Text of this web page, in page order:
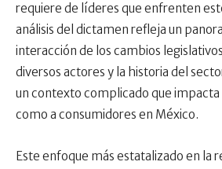
requiere de líderes que enfrenten
análisis del dictamen refleja un
interacción de los cambios
diversos actores y la historia del
un contexto complicado que
como a consumidores en México.
Este enfoque más estatalizado en la